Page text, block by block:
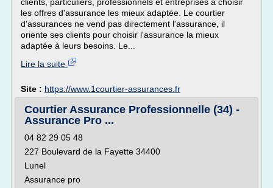
les offres d'assurance les mieux adaptée. Le courtier
d'assurances ne vend pas directement l'assurance, il
oriente ses clients pour choisir l'assurance la mieux
adaptée à leurs besoins. Le...
Lire la suite
Site : https://www.1courtier-assurances.fr
Courtier Assurance Professionnelle (34) -
Assurance Pro ...
04 82 29 05 48
227 Boulevard de la Fayette 34400
Lunel
Assurance pro